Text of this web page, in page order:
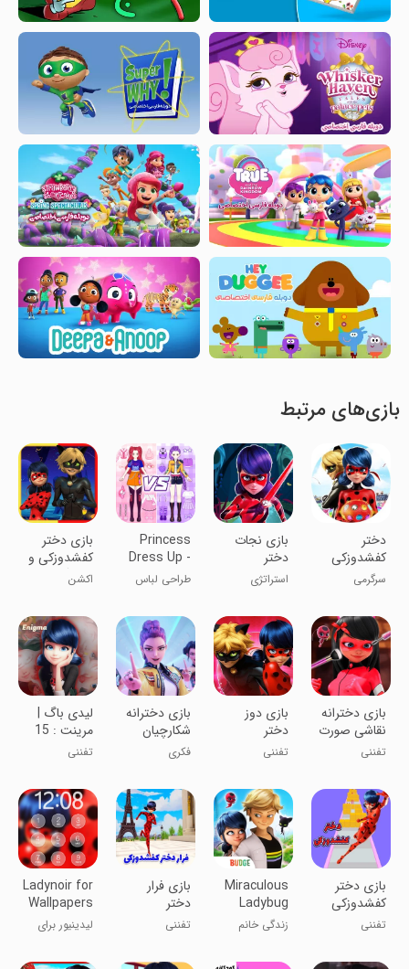
بازی‌های مرتبط
دختر
کفشدوزکی
سرگرمی
‏بازی نجات
دختر
کفشدوزکی
استراتژی
Princess
Dress Up -
Sweet Doll
طراحی لباس
‏بازی دختر
کفشدوزکی و
پسر گربه ای
اکشن
بازی دخترانه
نقاشی صورت
دختر
تفننی
بازی دوز
دختر
کفشدوزکی
تفننی
‏بازی دخترانه
شکارچیان
شیاطین
فکری
لیدی باگ |
مرینت : 15
بازی جدید
تفننی
بازی دختر
کفشدوزکی
بازی جدید
تفننی
Miraculous
Ladybug
Life
زندگی خانم
ببغول
‏بازی فرار
دختر
کفشدوزکی
تفننی
Ladynoir for
Wallpapers
لیدینیور برای